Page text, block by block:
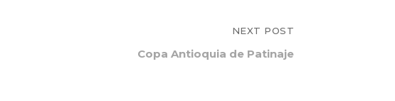
NEXT POST
Copa Antioquia de Patinaje